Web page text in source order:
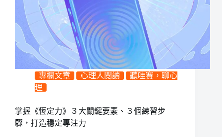
專欄文章 心理人閱讀
聽哇賽，聊心
理
掌握《恆定力》３大關鍵要素、３個練習步
驟，打造穩定專注力